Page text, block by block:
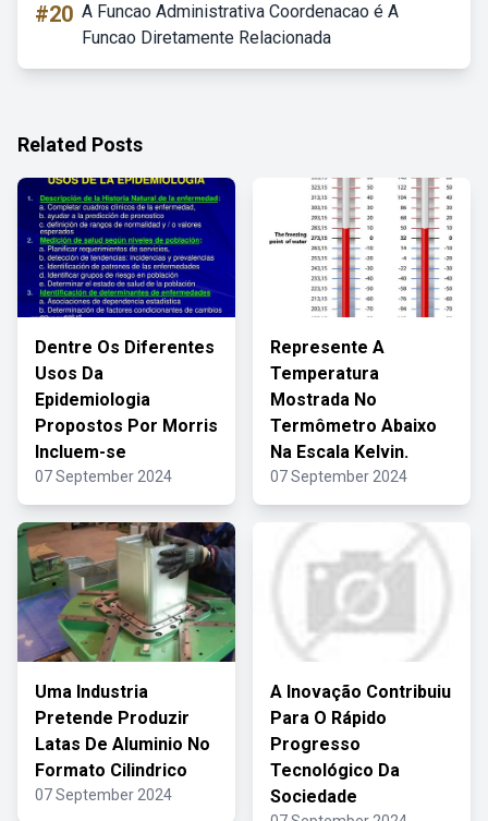
#20 A Funcao Administrativa Coordenacao é A
Funcao Diretamente Relacionada
Related Posts
Dentre Os Diferentes
Usos Da
Epidemiologia
Propostos Por Morris
Incluem-se
07 September 2024
Represente A
Temperatura
Mostrada No
Termômetro Abaixo
Na Escala Kelvin.
07 September 2024
Uma Industria
Pretende Produzir
Latas De Aluminio No
Formato Cilindrico
07 September 2024
A Inovação Contribuiu
Para O Rápido
Progresso
Tecnológico Da
Sociedade